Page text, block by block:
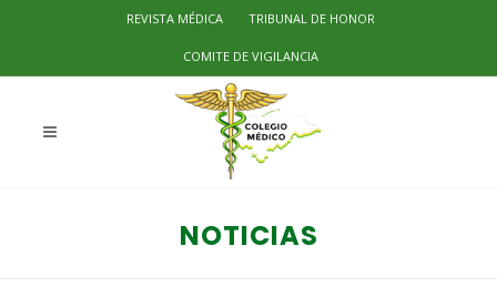
REVISTA MÉDICA TRIBUNAL DE HONOR
COMITE DE VIGILANCIA
NOTICIAS